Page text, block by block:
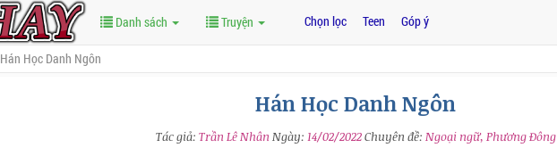
Danh sách Truyện Chọn lọc Teen Góp ý
Hán Học Danh Ngôn
Hán Học Danh Ngôn
Tác giả: Trần Lê Nhân Ngày: 14/02/2022Chuyên đề: Ngoại ngữ, Phương Đông